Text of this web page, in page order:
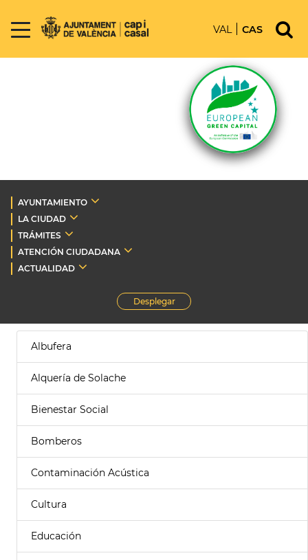
VAL CAS
AYUNTAMIENTO
LA CIUDAD
TRÁMITES
ATENCIÓN CIUDADANA
ACTUALIDAD
Desplegar
Albufera
Alquería de Solache
Bienestar Social
Bomberos
Contaminación Acústica
Cultura
Educación